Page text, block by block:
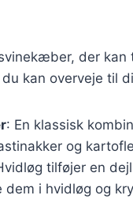
der
kan overveje til
: En klassisk
og
tilføjer en
i hvidløg og